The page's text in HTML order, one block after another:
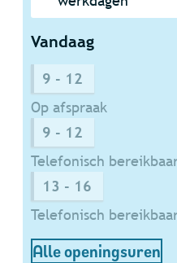
Vandaag
9 - 12
Op afspraak
9 - 12
Telefonisch
13 - 16
Telefonisch
Alle openingsuren